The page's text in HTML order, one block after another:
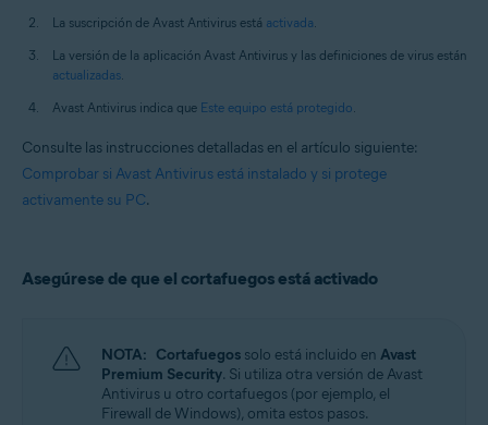
La suscripción de Avast Antivirus está activada.
La versión de la aplicación Avast Antivirus y las definiciones de virus están
actualizadas.
Avast Antivirus indica que Este equipo está protegido.
Consulte las instrucciones detalladas en el artículo siguiente:
Comprobar si Avast Antivirus está instalado y si protege
activamente su PC.
Asegúrese de que el cortafuegos está activado
NOTA: Cortafuegos solo está incluido en Avast
Premium Security. Si utiliza otra versión de Avast
Antivirus u otro cortafuegos (por ejemplo, el
Firewall de Windows), omita estos pasos.